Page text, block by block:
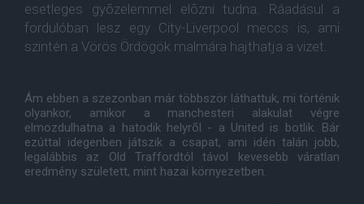
esetleges gyõzelemmel elõzni tudna. Ráadásul a
fordulóban lesz egy City-Liverpool meccs is, ami
szintén a Vörös Ördögök malmára hajthatja a vizet.
Ám ebben a szezonban már többször láthattuk, mi történik
olyankor, amikor a manchesteri alakulat végre
elmozdulhatna a hatodik helyrõl - a United is botlik. Bár
ezúttal idegenben játszik a csapat, ami idén talán jobb,
legalábbis az Old Traffordtól távol kevesebb váratlan
eredmény született, mint hazai környezetben.